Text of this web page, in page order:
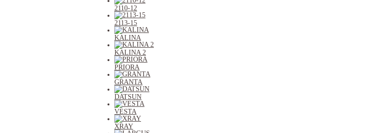
2110-12
2113-15
KALINA
KALINA 2
PRIORA
GRANTA
DATSUN
VESTA
XRAY